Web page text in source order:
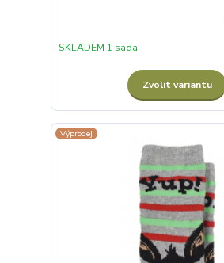
SKLADEM 1 sada
Zvolit variantu
Výprodej